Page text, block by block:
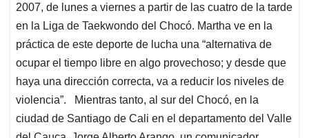
2007, de lunes a viernes a partir de las cuatro de la tarde
en la Liga de Taekwondo del Chocó. Martha ve en la
práctica de este deporte de lucha una “alternativa de
ocupar el tiempo libre en algo provechoso; y desde que
haya una dirección correcta, va a reducir los niveles de
violencia”. Mientras tanto, al sur del Chocó, en la
ciudad de Santiago de Cali en el departamento del Valle